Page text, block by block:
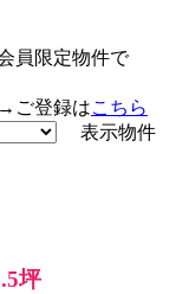
員限定物件で
ご登録はこちら
表示物件
坪